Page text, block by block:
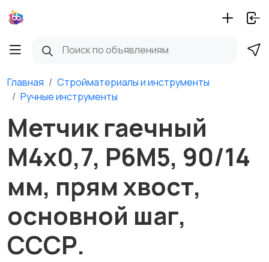
Главная
Стройматериалы и инструменты
Ручные инструменты
Метчик гаечный
М4х0,7, Р6М5, 90/14
мм, прям хвост,
основной шаг,
СССР.